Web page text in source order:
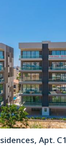
Apt.